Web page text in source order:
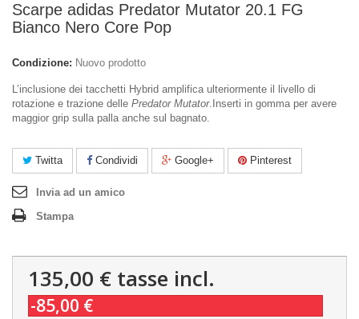
Scarpe adidas Predator Mutator 20.1 FG
Bianco Nero Core Pop
Condizione: Nuovo prodotto
L’inclusione dei tacchetti Hybrid amplifica ulteriormente il livello di
rotazione e trazione delle Predator Mutator.Inserti in gomma per avere
maggior grip sulla palla anche sul bagnato.
Twitta Condividi Google+ Pinterest
Invia ad un amico
Stampa
135,00 € tasse incl.
-85,00 €